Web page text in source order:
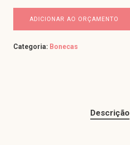
ADICIONAR AO ORÇAMENTO
Categoria: Bonecas
Descrição